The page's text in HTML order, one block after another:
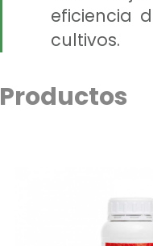
eficiencia
cultivos.
Productos